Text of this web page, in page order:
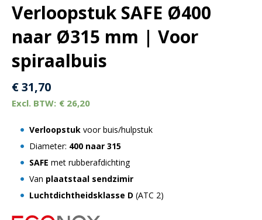
Verloopstuk SAFE Ø400
naar Ø315 mm | Voor
spiraalbuis
€31,70
€ 26,20
Verloopstuk voor buis/hulpstuk
Diameter: 400 naar 315
SAFE met rubberafdichting
Van plaatstaal sendzimir
Luchtdichtheidsklasse D (ATC 2)